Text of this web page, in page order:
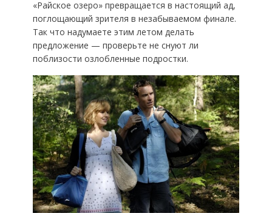
«Райское озеро» превращается в настоящий ад,
поглощающий зрителя в незабываемом финале.
Так что надумаете этим летом делать
предложение — проверьте не снуют ли
поблизости озлобленные подростки.